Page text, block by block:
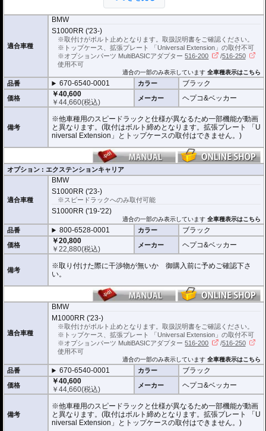
あります。この場合はマニュアルに記載が
ございますので、必ずご確認下さい。
適合車種
BMW
S1000RR ('23-)
※取付けがボルト止めとなります。取扱説明書をご確認ください。
※トップケース、拡張プレート 「Universal Extension」の取付不可
※オプションパーツ MultiBASICアダプター516-200 /516-250
使用不可
適合の一部のみ表示しています全車種表示はこちら
品番 670-6540-0001 カラー ブラック
価格
￥40,600
￥44,660(税込) メーカー ヘプコ&ベッカー
備考
※他車種用のスピードラックと仕様が異なるため一部機能が動画
と異なります。(取付はボルト締めとなります。拡張プレート 「U
niversal Extension」とトップケースの取付はできません。)
オプション : エクステンションキャリア
適合車種
BMW
S1000RR ('23-)
※スピードラックへのみ取付可能
S1000RR ('19-'22)
適合の一部のみ表示しています全車種表示はこちら
品番 800-6528-0001 カラー ブラック
価格
￥20,800
￥22,880(税込) メーカー ヘプコ&ベッカー
備考
※取り付けた際に干渉物が無いか 御購入前に予めご確認下さ
い。
適合車種
BMW
M1000RR ('23-)
※取付けがボルト止めとなります。取扱説明書をご確認ください。
※トップケース、拡張プレート 「Universal Extension」の取付不可
※オプションパーツ MultiBASICアダプター516-200 /516-250
使用不可
適合の一部のみ表示しています全車種表示はこちら
品番 670-6540-0001 カラー ブラック
価格
￥40,600
￥44,660(税込) メーカー ヘプコ&ベッカー
備考
※他車種用のスピードラックと仕様が異なるため一部機能が動画
と異なります。(取付はボルト締めとなります。拡張プレート 「U
niversal Extension」とトップケースの取付はできません。)